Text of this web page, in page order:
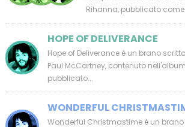
Rihanna, pubblicato come
HOPE OF DELIVERANCE
Hope of Deliverance è un brano
Paul McCartney, contenuto
pubblicato...
WONDERFUL
Wonderful Christmastime è un